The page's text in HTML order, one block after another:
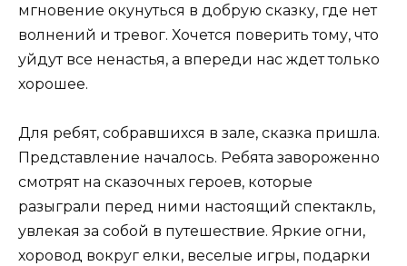
мгновение окунуться в добрую сказку, где нет
волнений и тревог. Хочется поверить тому, что
уйдут все ненастья, а впереди нас ждет только
хорошее.
Для ребят, собравшихся в зале, сказка пришла.
Представление началось. Ребята завороженно
смотрят на сказочных героев, которые
разыграли перед ними настоящий спектакль,
увлекая за собой в путешествие. Яркие огни,
хоровод вокруг елки, веселые игры, подарки